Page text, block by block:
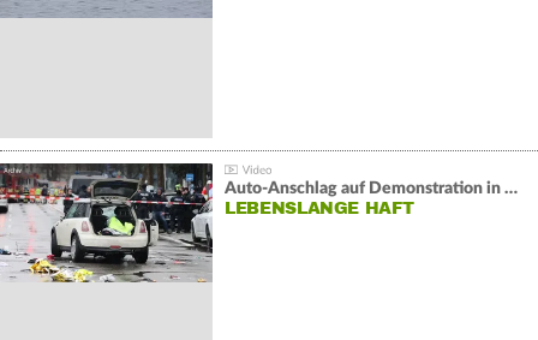
Auto-Anschlag auf Demonstration in München:
LEBENSLANGE HAFT